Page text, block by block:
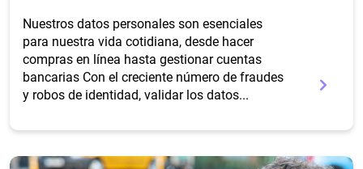
Nuestros datos personales son esenciales
para nuestra vida cotidiana, desde hacer
compras en línea hasta gestionar cuentas
bancarias Con el creciente número de fraudes
y robos de identidad, validar los datos...